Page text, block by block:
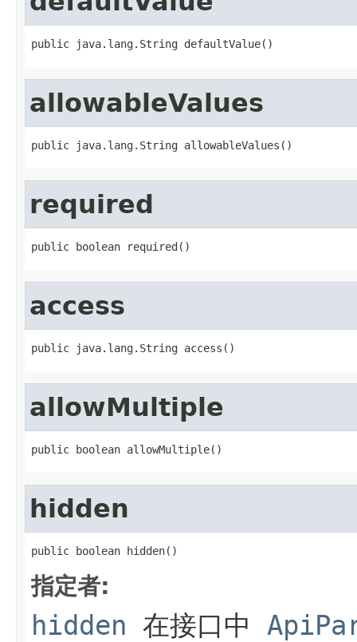
public java.lang.String defaultValue()
allowableValues
public java.lang.String allowableValues()
required
public boolean required()
access
public java.lang.String access()
allowMultiple
public boolean allowMultiple()
hidden
public boolean hidden()
指定者:
hidden 在接口中